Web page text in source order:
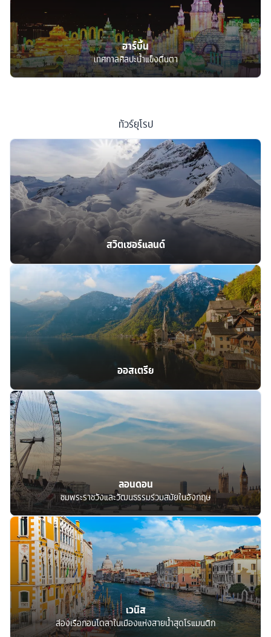
ฮาร์บิ้น
เทศกาลศิลปะน้ำแข็งตื่นตา
ทัวร์ยุโรป
สวิตเซอร์แลนด์
ออสเตรีย
ลอนดอน
ชมพระราชวังและวัฒนธรรมร่วมสมัยในอังกฤษ
เวนิส
ล่องเรือกอนโดลาในเมืองแห่งสายน้ำสุดโรแมนติก